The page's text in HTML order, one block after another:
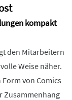
kompakt
den Mitarbeitern
Weise näher.
von Comics
Zusammenhang